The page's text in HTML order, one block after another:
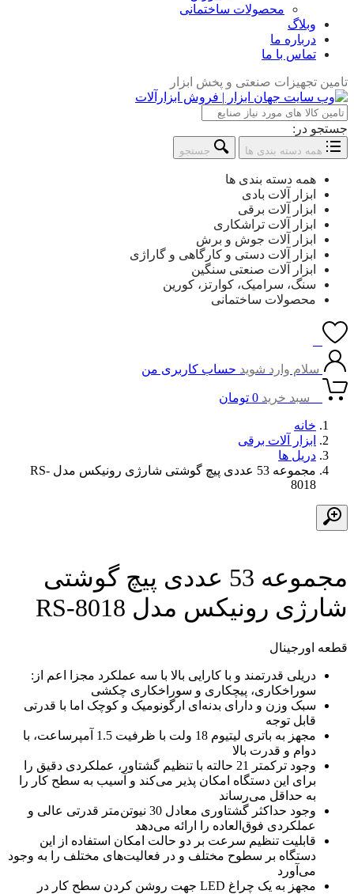
محصولات ساختمانی
وبلاگ
درباره ما
تماس با ما
تامین تجهیزات صنعتی و پخش ابزار
جستجو در:
همه دسته بندی ها جستجو
همه دسته بندی ها
ابزار آلات بادی
ابزار آلات برقی
ابزار آلات تراشکاری
ابزار آلات جوش و برش
ابزار آلات دستی و کارگاهی و گاراژی
ابزار آلات صنعتی سنگین
سنگ، سرامیک، کوارتز، کورین
محصولات ساختمانی
سلام وارد شوید حساب کاربری من
سبد خرید 0 تومان
خانه
ابزار آلات برقی
دریل ها
مجموعه 53 عددی پیچ گوشتی شارژی رونیکس مدل RS-
8018
مجموعه 53 عددی پیچ گوشتی
شارژی رونیکس مدل RS-8018
قطعه اورجینال
دریلی قدرتمند و با کارایی بالا با سه عملکرد مجزا اعم از:
سوراخکاری، پیچکاری و سوراخکاری چکشی
سبک وزن و دارای بدنه‌ای ارگونومیک و کوچک اما با قدرتی
قابل توجه
مجهز به باتری لیتیوم 18 ولت با ظرفیت 1.5 آمپرساعت، با
دوام و قدرت بالا
وجود ترکمتر 21 حالته با تنظیم گشتاور، عملکردی دقیق را
برای این دستگاه امکان پذیر می‌کند و آسیب به سطح کار را
به حداقل می‌رساند
وجود حداکثر گشتاوری معادل 30 ​​نیوتن‌متر قدرتی عالی و
عملکردی فوق‌العاده را ارائه می‌د‌هد
قابلیت تنظیم سرعت بر دو حالت امکان استفاده از این
دستگاه بر سطوح مختلف و در فعالیت‌های مختلف را به وجود
می‌آورد
مجهز به یک چراغ LED جهت روشن کردن سطح کار در